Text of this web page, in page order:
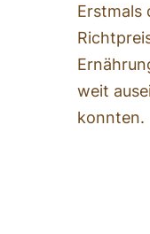
Erstmals
weit
konnten.